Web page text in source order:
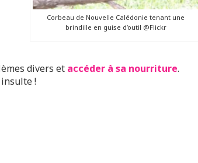
Corbeau de Nouvelle Calédonie tenant une
brindille en guise d’outil @Flickr
divers et accéder à sa nourriture.
insulte !